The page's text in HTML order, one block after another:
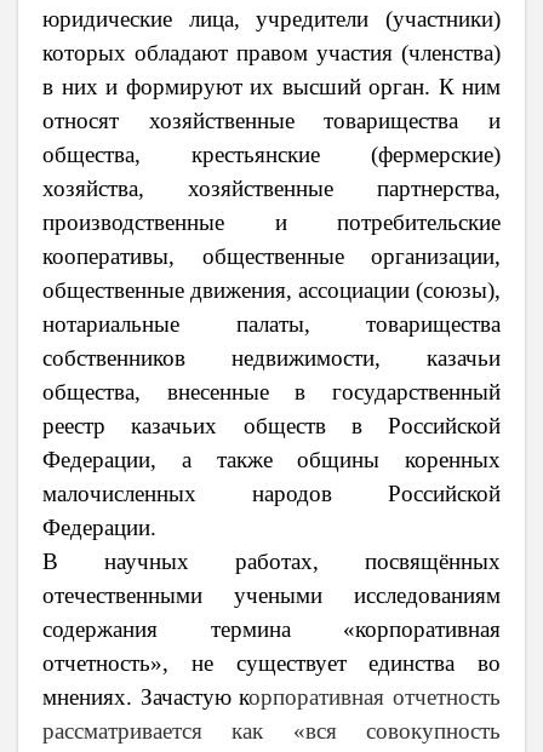
юридические лица, учредители (участники)
которых обладают правом участия (членства)
в них и формируют их высший орган. К ним
относят хозяйственные товарищества и
общества, крестьянские (фермерские)
хозяйства, хозяйственные партнерства,
производственные и потребительские
кооперативы, общественные организации,
общественные движения, ассоциации (союзы),
нотариальные палаты, товарищества
собственников недвижимости, казачьи
общества, внесенные в государственный
реестр казачьих обществ в Российской
Федерации, а также общины коренных
малочисленных народов Российской
Федерации.
В научных работах, посвящённых
отечественными учеными исследованиям
содержания термина «корпоративная
отчетность», не существует единства во
мнениях. Зачастую корпоративная отчетность
рассматривается как «вся совокупность